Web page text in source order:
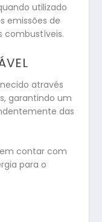
utilizado
emissões de
combustíveis.
através
garantindo um
das
contar com
para o